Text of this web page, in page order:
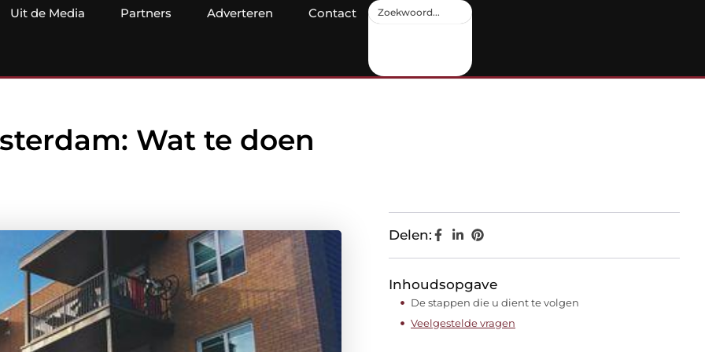
Uit de Media Partners Adverteren Contact
Wat te doen
Delen:
Inhoudsopgave
De stappen die u dient te volgen
Veelgestelde vragen